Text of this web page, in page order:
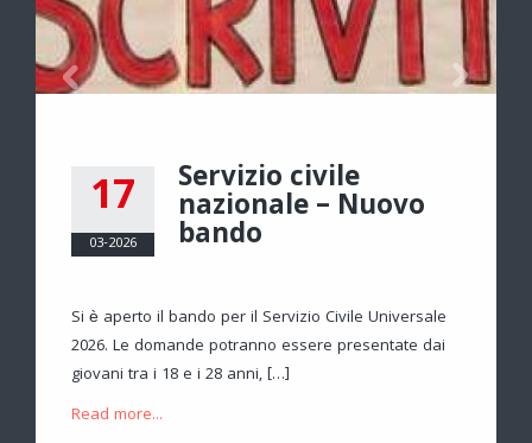
17
03-2026
Servizio civile
nazionale – Nuovo
bando
Si è aperto il bando per il Servizio Civile Universale
2026. Le domande potranno essere presentate dai
giovani tra i 18 e i 28 anni, […]
Read more...